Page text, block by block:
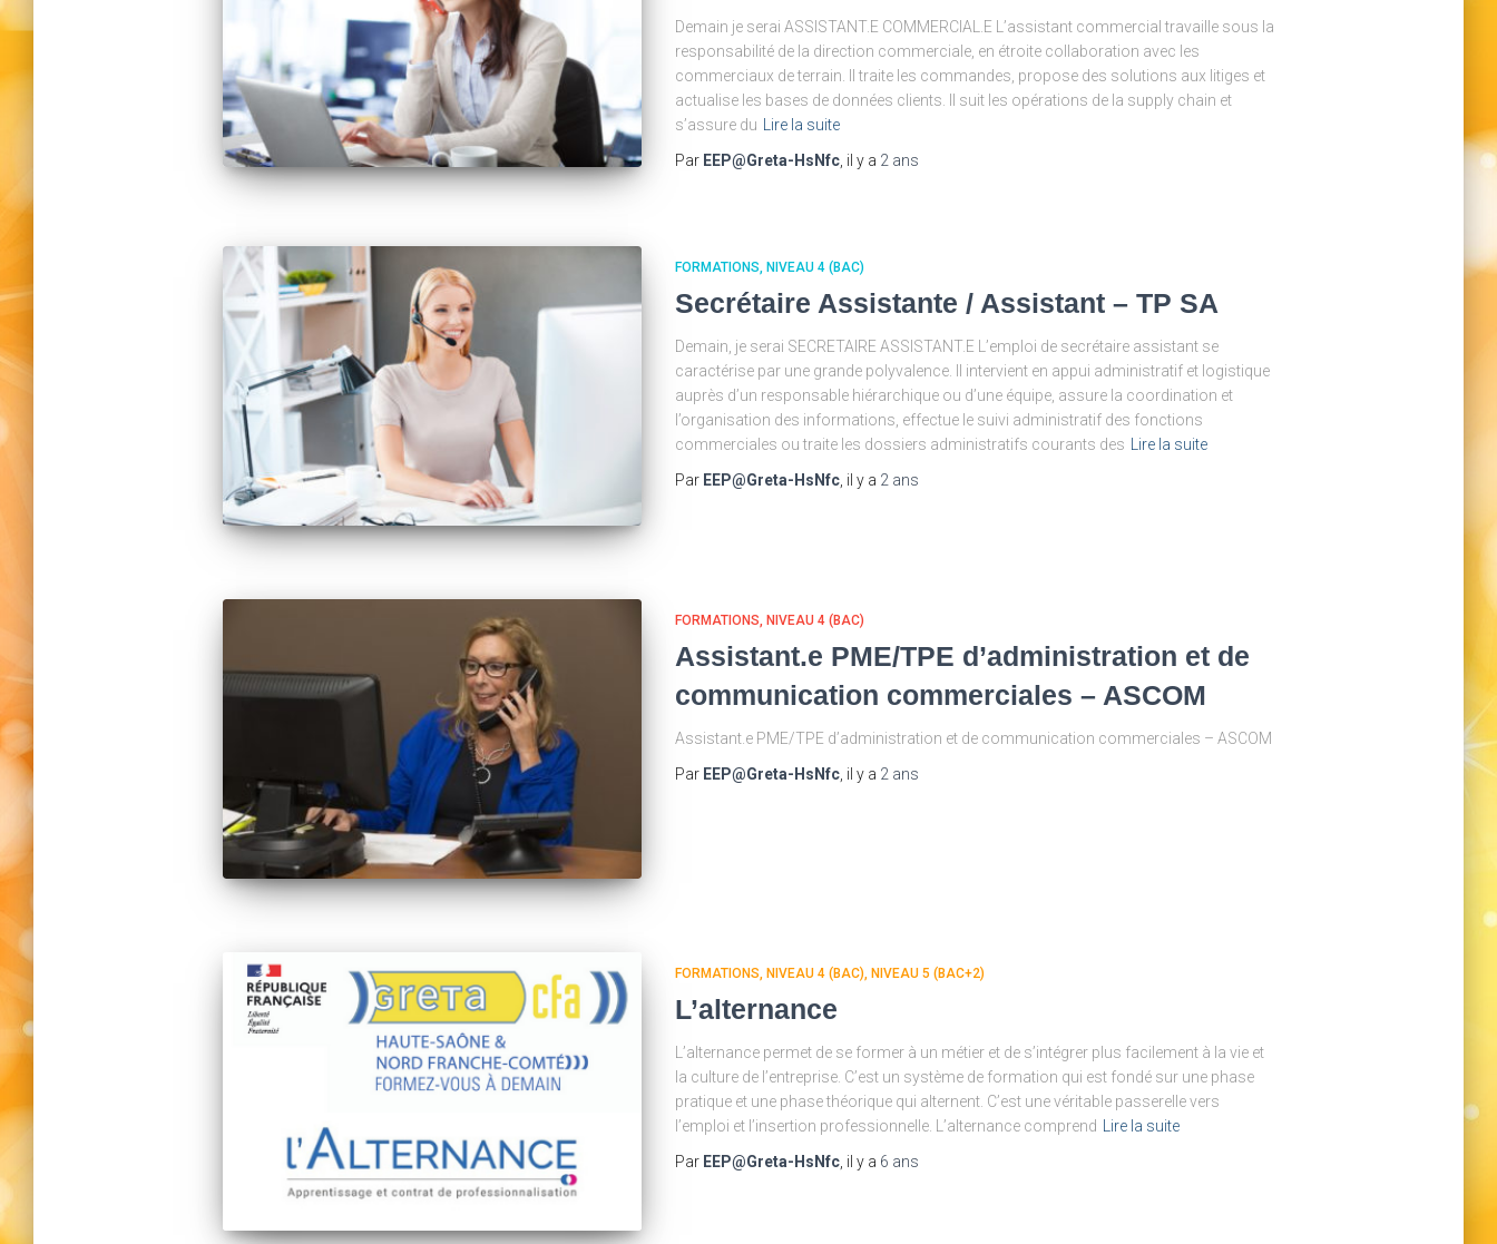
Demain je serai ASSISTANT.E COMMERCIAL.E L’assistant commercial travaille sous la
responsabilité de la direction commerciale, en étroite collaboration avec les
commerciaux de terrain. Il traite les commandes, propose des solutions aux litiges et
actualise les bases de données clients. Il suit les opérations de la supply chain et
s’assure du
Lire la suite
Par EEP@Greta-HsNfc, il y a 2 ans
FORMATIONS NIVEAU 4 (BAC)
Secrétaire Assistante / Assistant – TP SA
Demain, je serai SECRETAIRE ASSISTANT.E L’emploi de secrétaire assistant se
caractérise par une grande polyvalence. Il intervient en appui administratif et logistique
auprès d’un responsable hiérarchique ou d’une équipe, assure la coordination et
l’organisation des informations, effectue le suivi administratif des fonctions
commerciales ou traite les dossiers administratifs courants des
Lire la suite
Par EEP@Greta-HsNfc, il y a 2 ans
FORMATIONS NIVEAU 4 (BAC)
Assistant.e PME/TPE d’administration et de
communication commerciales – ASCOM
Assistant.e PME/TPE d’administration et de communication commerciales – ASCOM
Par EEP@Greta-HsNfc, il y a 2 ans
FORMATIONS NIVEAU 4 (BAC) NIVEAU 5 (BAC+2)
L’alternance
L’alternance permet de se former à un métier et de s’intégrer plus facilement à la vie et
la culture de l’entreprise. C’est un système de formation qui est fondé sur une phase
pratique et une phase théorique qui alternent. C’est une véritable passerelle vers
l’emploi et l’insertion professionnelle. L’alternance comprend
Lire la suite
Par EEP@Greta-HsNfc, il y a 6 ans